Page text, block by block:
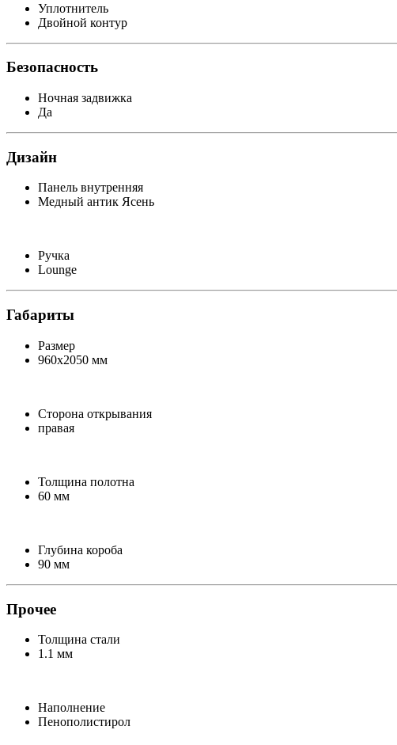
Уплотнитель
Двойной контур
Безопасность
Ночная задвижка
Да
Дизайн
Панель внутренняя
Медный антик Ясень
Ручка
Lounge
Габариты
Размер
960х2050 мм
Сторона открывания
правая
Толщина полотна
60 мм
Глубина короба
90 мм
Прочее
Толщина стали
1.1 мм
Наполнение
Пенополистирол